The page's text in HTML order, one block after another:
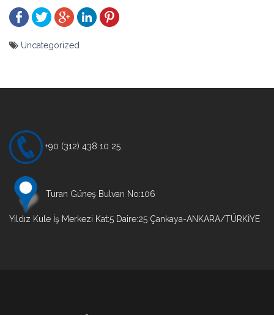
Uncategorized
+90 (312) 438 10 25
Turan Güneş Bulvarı No:106
Yıldız Kule İş Merkezi Kat:5 Daire:25 Çankaya-ANKARA/TÜRKİYE